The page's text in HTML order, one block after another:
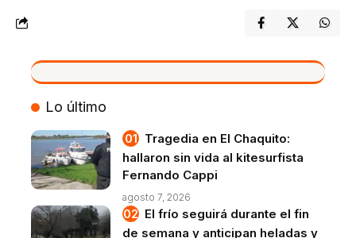
VIVO
Lo último
Tragedia en El Chaquito:
hallaron sin vida al kitesurfista
Fernando Cappi
agosto 7, 2026
El frío seguirá durante el fin
de semana y anticipan heladas y